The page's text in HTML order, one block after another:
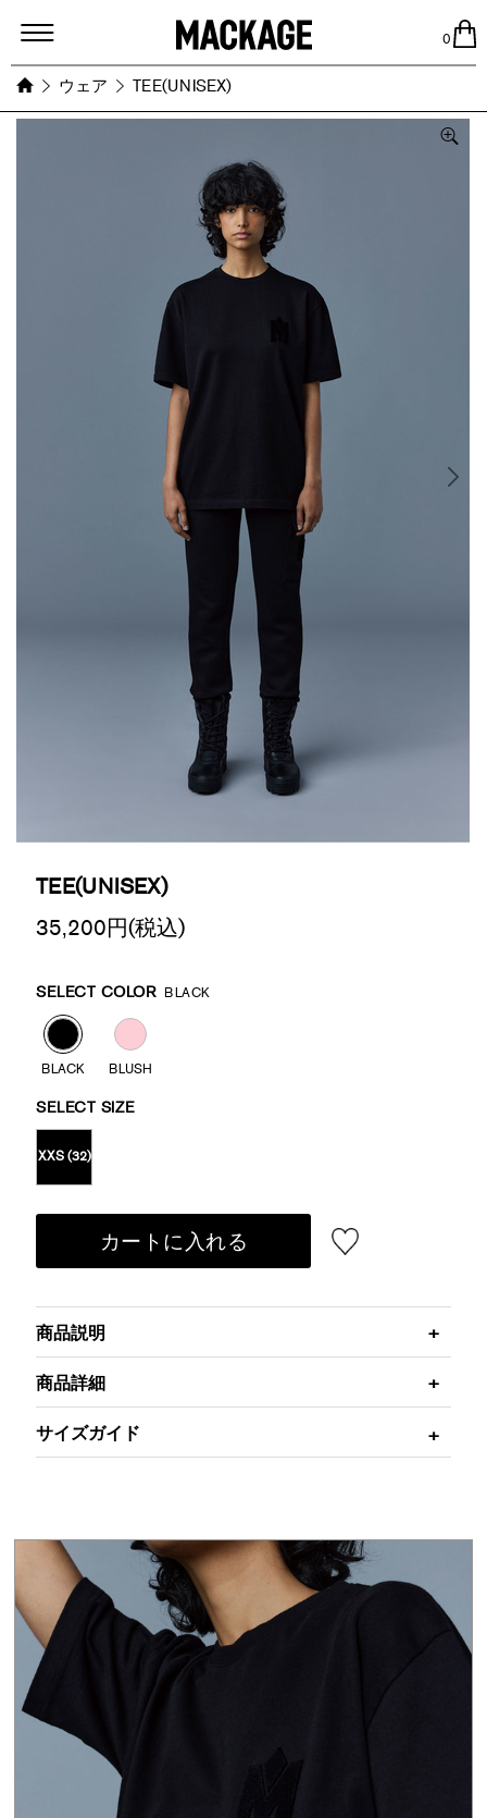
MACKAGE
0
ウェア TEE(UNISEX)
TEE(UNISEX)
35,200円(税込)
Variations
SELECT COLOR BLACK
BLACK BLUSH
SELECT SIZE
XXS (32)
カートに入れる
商品説明
商品詳細
サイズガイド